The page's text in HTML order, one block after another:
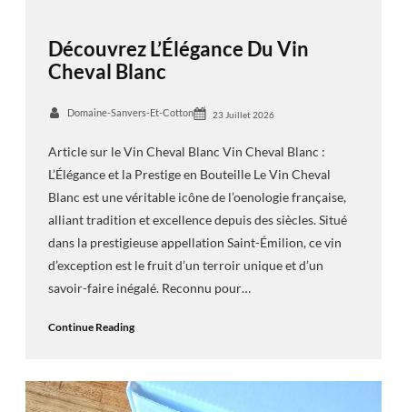
Découvrez L’Élégance Du Vin
Cheval Blanc
Domaine-Sanvers-Et-Cotton 23 Juillet 2026
Article sur le Vin Cheval Blanc Vin Cheval Blanc :
L’Élégance et la Prestige en Bouteille Le Vin Cheval
Blanc est une véritable icône de l’oenologie française,
alliant tradition et excellence depuis des siècles. Situé
dans la prestigieuse appellation Saint-Émilion, ce vin
d’exception est le fruit d’un terroir unique et d’un
savoir-faire inégalé. Reconnu pour…
Continue Reading